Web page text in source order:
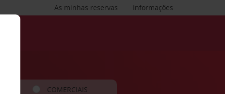
Informações
As minhas reservas
COMERCIAIS